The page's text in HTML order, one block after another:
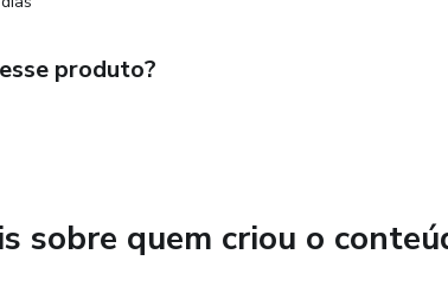
produto?
sobre quem criou o